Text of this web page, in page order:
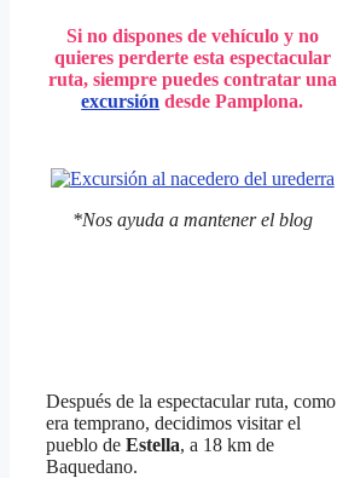
Si no dispones de vehículo y no
quieres perderte esta espectacular
ruta, siempre puedes contratar una
excursión desde Pamplona.
*Nos ayuda a mantener el blog
Después de la espectacular ruta, como
era temprano, decidimos visitar el
pueblo de Estella, a 18 km de
Baquedano.